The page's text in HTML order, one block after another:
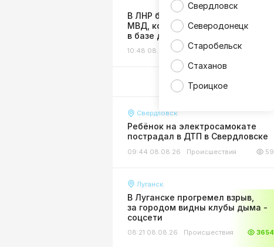
Свердловск
Северодонецк
Старобельск
Стаханов
Троицкое
В ЛНР будут судить сотрудника
МВД, которая «покопалась»
в базе данных ведомства
10:48 08.08.26 Жизнь
Свердловск
Ребёнок на электросамокате
пострадал в ДТП в Свердловске
09:44 08.08.26 Происшествия 59
Луганск
В Луганске прогремел взрыв,
за городом видны клубы дыма -
соцсети
08:21 08.08.26 Происшествия 3654